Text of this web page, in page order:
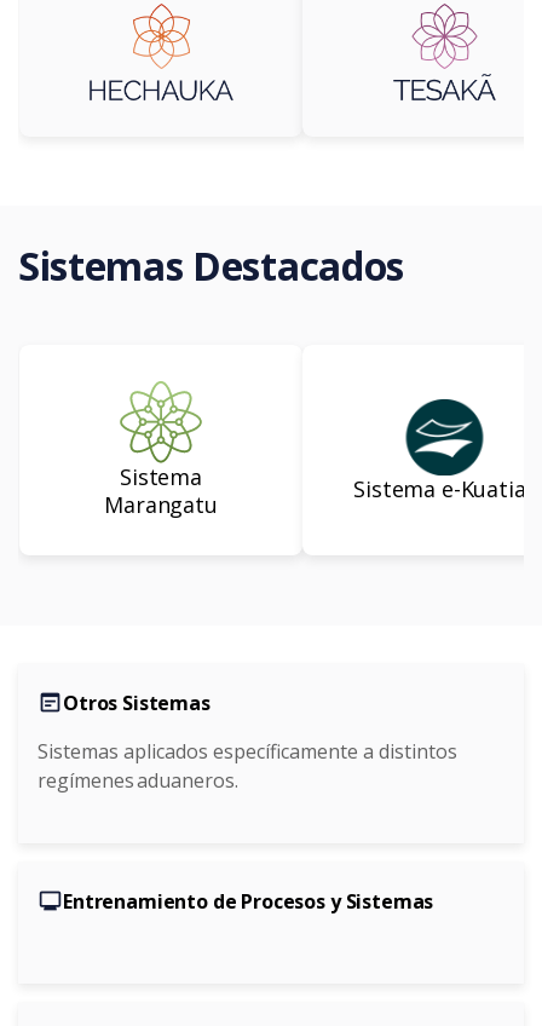
Sistemas Destacados
Sistema
Marangatu
Sistema e-Kuatia’i
wysiwygOtros Sistemas
Sistemas aplicados específicamente a distintos
regímenes aduaneros.
monitorEntrenamiento de Procesos y Sistemas